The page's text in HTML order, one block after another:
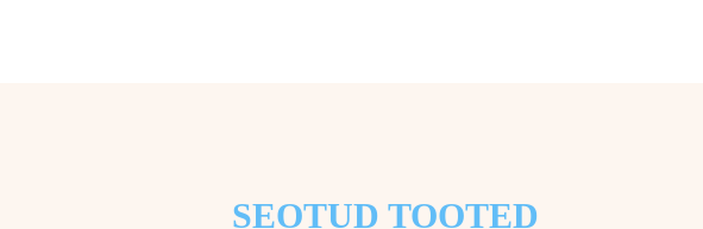
SEOTUD TOOTED